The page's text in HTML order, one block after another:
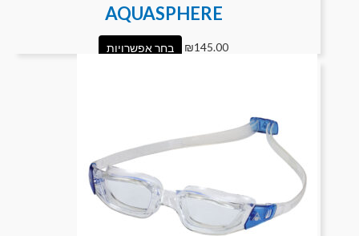
AQUASPHERE
₪145.00 בחר אפשרויות